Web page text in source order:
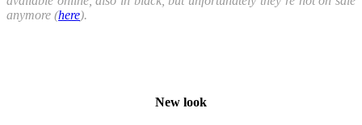
anymore (here).
New look